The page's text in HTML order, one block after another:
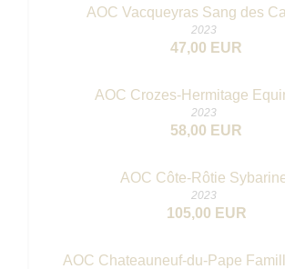
AOC Vacqueyras Sang des
2023
47,00 EUR
AOC Crozes-Hermitage
2023
58,00 EUR
AOC Côte-Rôtie
2023
105,00 EUR
AOC Chateauneuf-du-Pape